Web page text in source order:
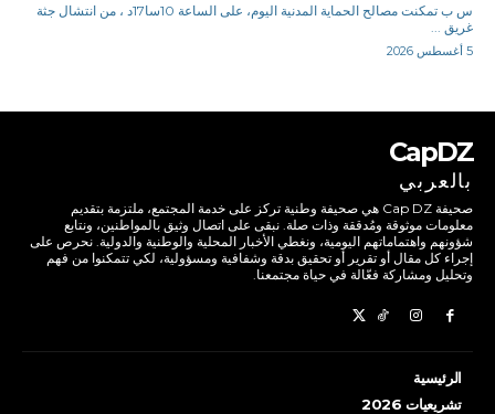
س ب تمكنت مصالح الحماية المدنية اليوم، على الساعة 10سا17د ، من انتشال جثة
غريق ...
5 أغسطس 2026
CapDZ
بالعربي
صحيفة Cap DZ هي صحيفة وطنية تركز على خدمة المجتمع، ملتزمة بتقديم
معلومات موثوقة ومُدققة وذات صلة. نبقى على اتصال وثيق بالمواطنين، ونتابع
شؤونهم واهتماماتهم اليومية، ونغطي الأخبار المحلية والوطنية والدولية. نحرص على
إجراء كل مقال أو تقرير أو تحقيق بدقة وشفافية ومسؤولية، لكي تتمكنوا من فهم
وتحليل ومشاركة فعّالة في حياة مجتمعنا.
الرئيسية
تشريعيات 2026